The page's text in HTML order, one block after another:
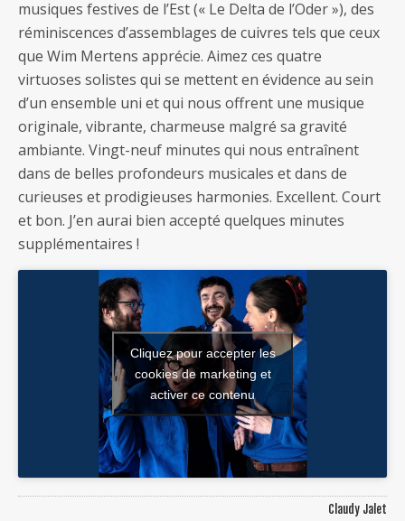
musiques festives de l’Est (« Le Delta de l’Oder »), des
réminiscences d’assemblages de cuivres tels que ceux
que Wim Mertens apprécie. Aimez ces quatre
virtuoses solistes qui se mettent en évidence au sein
d’un ensemble uni et qui nous offrent une musique
originale, vibrante, charmeuse malgré sa gravité
ambiante. Vingt-neuf minutes qui nous entraînent
dans de belles profondeurs musicales et dans de
curieuses et prodigieuses harmonies. Excellent. Court
et bon. J’en aurai bien accepté quelques minutes
supplémentaires !
Cliquez pour accepter les
cookies de marketing et
activer ce contenu
Claudy Jalet